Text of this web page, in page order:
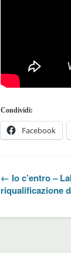
Condividi:
Facebook
← Io c’entro –
riqualificazione